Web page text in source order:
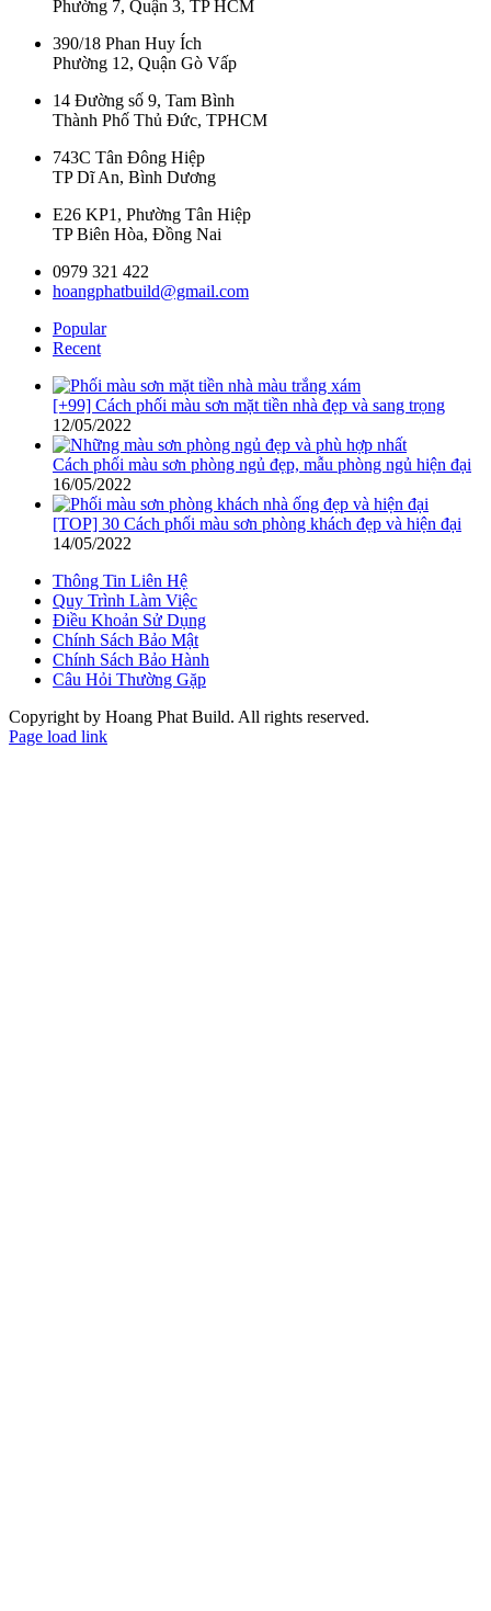
Phường 7, Quận 3, TP HCM
390/18 Phan Huy Ích
Phường 12, Quận Gò Vấp
14 Đường số 9, Tam Bình
Thành Phố Thủ Đức, TPHCM
743C Tân Đông Hiệp
TP Dĩ An, Bình Dương
E26 KP1, Phường Tân Hiệp
TP Biên Hòa, Đồng Nai
0979 321 422
hoangphatbuild@gmail.com
Popular
Recent
[+99] Cách phối màu sơn mặt tiền nhà đẹp và sang trọng
12/05/2022
Cách phối màu sơn phòng ngủ đẹp, mẫu phòng ngủ hiện đại
16/05/2022
[TOP] 30 Cách phối màu sơn phòng khách đẹp và hiện đại
14/05/2022
Thông Tin Liên Hệ
Quy Trình Làm Việc
Điều Khoản Sử Dụng
Chính Sách Bảo Mật
Chính Sách Bảo Hành
Câu Hỏi Thường Gặp
Copyright by Hoang Phat Build. All rights reserved.
Page load link